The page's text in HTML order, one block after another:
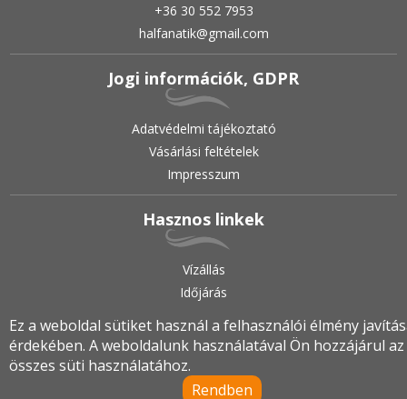
+36 30 552 7953
halfanatik@gmail.com
Jogi információk, GDPR
Adatvédelmi tájékoztató
Vásárlási feltételek
Impresszum
Hasznos linkek
Vízállás
Időjárás
2019.•© halfanatik.hu•Minden jog fenntartva!
Ez a weboldal sütiket használ a felhasználói élmény
érdekében. A weboldalunk használatával Ön hozzájárul az
összes süti használatához.
Rendben